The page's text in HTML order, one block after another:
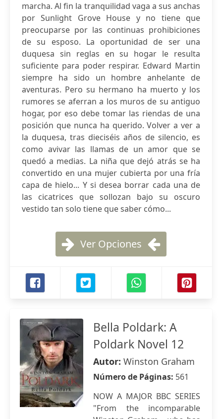
marcha. Al fin la tranquilidad vaga a sus anchas
por Sunlight Grove House y no tiene que
preocuparse por las continuas prohibiciones
de su esposo. La oportunidad de ser una
duquesa sin reglas en su hogar le resulta
suficiente para poder respirar. Edward Martin
siempre ha sido un hombre anhelante de
aventuras. Pero su hermano ha muerto y los
rumores se aferran a los muros de su antiguo
hogar, por eso debe tomar las riendas de una
posición que nunca ha querido. Volver a ver a
la duquesa, tras dieciséis años de silencio, es
como avivar las llamas de un amor que se
quedó a medias. La niña que dejó atrás se ha
convertido en una mujer cubierta por una fría
capa de hielo... Y si desea borrar cada una de
las cicatrices que sollozan bajo su oscuro
vestido tan solo tiene que saber cómo...
Ver Opciones
Bella Poldark: A
Poldark Novel 12
Autor: Winston Graham
Número de Páginas: 561
NOW A MAJOR BBC SERIES
"From the incomparable